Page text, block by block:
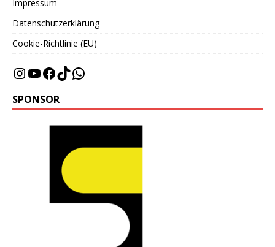
Impressum
Datenschutzerklärung
Cookie-Richtlinie (EU)
SPONSOR